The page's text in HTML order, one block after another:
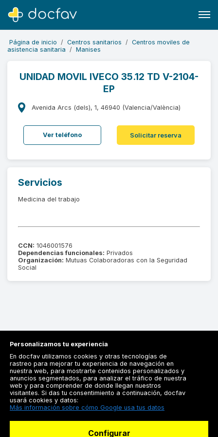
Buscar
Software para clínicas
Soporte
¿Eres un doctor?
Página de inicio Centros sanitarios
Centros moviles de
asistencia sanitaria
Manises
UNIDAD MOVIL IVECO 35.12 TD V-2104-
EP
Avenida Arcs (dels), 1, 46940 (Valencia/València)
Ver teléfono Solicitar reserva
Servicios
Medicina del trabajo
CCN: 1046001576
Dependencias funcionales: Privados
Organización: Mutuas Colaboradoras con la Seguridad
Social
Registrarse
Docfav
Personalizamos tu experiencia
En docfav utilizamos cookies y otras tecnologías de
rastreo para mejorar tu experiencia de navegación en
nuestra web, para mostrarte contenidos personalizados y
anuncios segmentados, para analizar el tráfico de nuestra
web y para comprender de donde llegan nuestros
visitantes. Si das tu consentimiento a continuación, docfav
usará cookies y datos:
Más información sobre cómo Google usa tus datos
Configurar